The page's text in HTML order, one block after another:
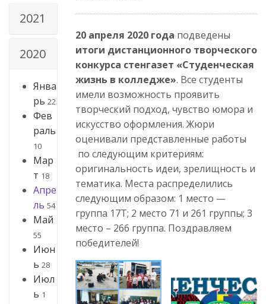
2021
2020
Янва
рь 22
Фев
раль
10
Мар
т 18
Апре
ль 54
Май
55
Июн
ь 28
Июл
ь 1
20 апреля 2020 года подведены
итоги дистанционного творческого
конкурса стенгазет «Студенческая
жизнь в колледже». Все студенты
имели возможность проявить
творческий подход, чувство юмора и
искусство оформления. Жюри
оценивали представленные работы
по следующим критериям:
оригинальность идеи, зрелищность и
тематика. Места распределились
следующим образом: 1 место —
группа 17Т; 2 место 71 и 261 группы; 3
место – 266 группа. Поздравляем
победителей!